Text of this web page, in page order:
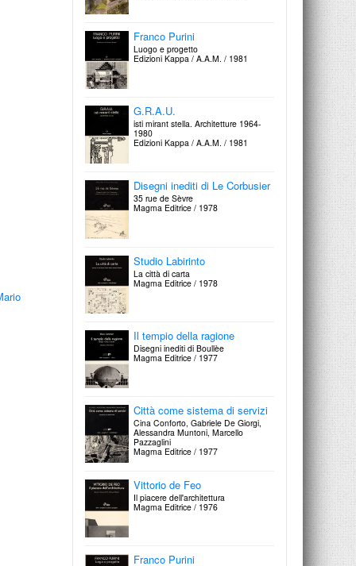
Edizioni Centro Di / 1979
Edizioni Centro Di / 1979
Franco Purini
Luogo e progetto
Edizioni Kappa / A.A.M. / 1981
G.R.A.U.
isti mirant stella. Architetture 1964-
1980
Edizioni Kappa / A.A.M. / 1981
Disegni inediti di Le Corbusier
35 rue de Sèvre
Magma Editrice / 1978
Studio Labirinto
La città di carta
Magma Editrice / 1978
Il tempio della ragione
Disegni inediti di Boullèe
Magma Editrice / 1977
Città come sistema di servizi
Cina Conforto, Gabriele De Giorgi,
Alessandra Muntoni, Marcello
Pazzaglini
Magma Editrice / 1977
Vittorio de Feo
Il piacere dell'architettura
Magma Editrice / 1976
Franco Purini